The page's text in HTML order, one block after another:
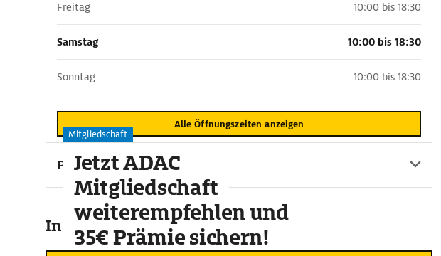
Freitag 10:00 bis 18:30
Samstag 10:00 bis 18:30
Sonntag 10:00 bis 18:30
Alle Öffnungszeiten anzeigen
Preise
In der Umgebung
Mitgliedschaft
Jetzt ADAC
Mitgliedschaft
weiterempfehlen und
35€ Prämie sichern!